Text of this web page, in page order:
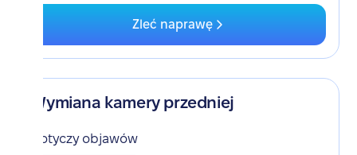
Zleć naprawę
Wymiana kamery przedniej
Dotyczy objawów